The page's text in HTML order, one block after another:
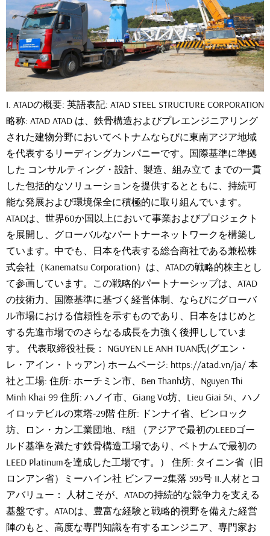
I. ATADの概要: 英語表記: ATAD STEEL STRUCTURE CORPORATION
略称: ATAD ATAD は、鉄骨構造およびプレエンジニアリング
された建物分野においてベトナムならびに東南アジア地域
を代表するリーディングカンパニーです。国際基準に準拠
した コンサルティング・設計、製造、組み立て までの一貫
した包括的なソリューションを提供するとともに、持続可
能な発展および環境保全に積極的に取り組んでいます。
ATADは、世界60か国以上において事業およびプロジェクト
を展開し、グローバルなパートナーネットワークを構築し
ています。中でも、日本を代表する総合商社である兼松株
式会社（Kanematsu Corporation）は、ATADの戦略的株主とし
て参画しています。この戦略的パートナーシップは、ATAD
の技術力、国際基準に基づく経営体制、ならびにグローバ
ル市場における信頼性を示すものであり、日本をはじめと
する先進市場でのさらなる成長を力強く後押ししていま
す。 代表取締役社長： NGUYEN LE ANH TUAN氏(グエン・
レ・アイン・トゥアン) ホームページ: https://atad.vn/ja/ 本
社と工場: 住所: ホーチミン市、Ben Thanh坊、Nguyen Thi
Minh Khai 99 住所: ハノイ市、Giang Vo坊、Lieu Giai 54、ハノ
イロッテビルの東塔‐29階 住所: ドンナイ省、ビンロック
坊、ロン・カン工業団地、F組 （アジアで最初のLEEDゴー
ルド基準を満たす鉄骨構造工場であり、ベトナムで最初の
LEED Platinumを達成した工場です。） 住所: タイニン省（旧
ロンアン省）ミーハイン社 ビンフー2集落 595号 II.人材とコ
アバリュー： 人材こそが、ATADの持続的な競争力を支える
基盤です。ATADは、豊富な経験と戦略的視野を備えた経営
陣のもと、高度な専門知識を有するエンジニア、専門家お